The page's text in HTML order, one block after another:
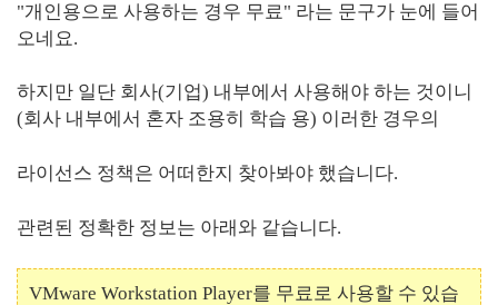
"개인용으로 사용하는 경우 무료" 라는 문구가 눈에 들어
오네요.
하지만 일단 회사(기업) 내부에서 사용해야 하는 것이니
(회사 내부에서 혼자 조용히 학습 용) 이러한 경우의
라이선스 정책은 어떠한지 찾아봐야 했습니다.
관련된 정확한 정보는 아래와 같습니다.
VMware Workstation Player를 무료로 사용할 수 있습